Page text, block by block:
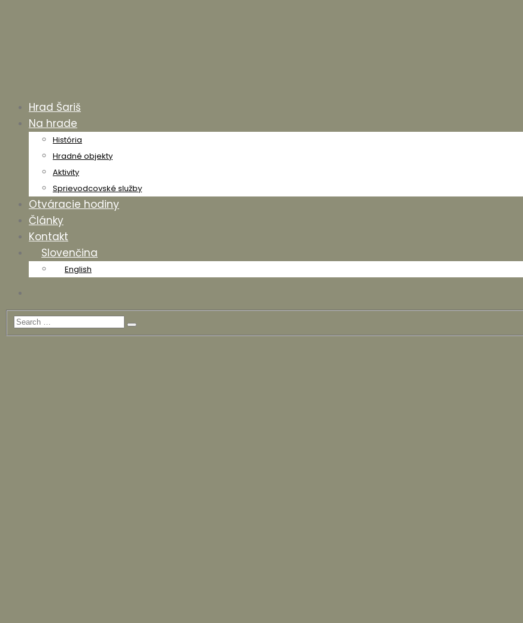
Hrad Šariš
Na hrade
História
Hradné objekty
Aktivity
Sprievodcovské služby
Otváracie hodiny
Články
Kontakt
Slovenčina
English